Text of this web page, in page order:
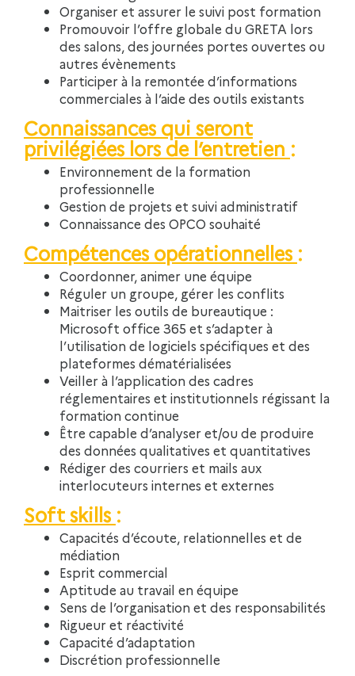
Organiser et assurer le suivi post formation
Promouvoir l’offre globale du GRETA lors
des salons, des journées portes ouvertes ou
autres évènements
Participer à la remontée d’informations
commerciales à l’aide des outils existants
Connaissances qui seront
privilégiées lors de l’entretien :
Environnement de la formation
professionnelle
Gestion de projets et suivi administratif
Connaissance des OPCO souhaité
Compétences opérationnelles :
Coordonner, animer une équipe
Réguler un groupe, gérer les conflits
Maitriser les outils de bureautique :
Microsoft office 365 et s’adapter à
l’utilisation de logiciels spécifiques et des
plateformes dématérialisées
Veiller à l’application des cadres
réglementaires et institutionnels régissant la
formation continue
Être capable d’analyser et/ou de produire
des données qualitatives et quantitatives
Rédiger des courriers et mails aux
interlocuteurs internes et externes
Soft skills :
Capacités d’écoute, relationnelles et de
médiation
Esprit commercial
Aptitude au travail en équipe
Sens de l’organisation et des responsabilités
Rigueur et réactivité
Capacité d’adaptation
Discrétion professionnelle